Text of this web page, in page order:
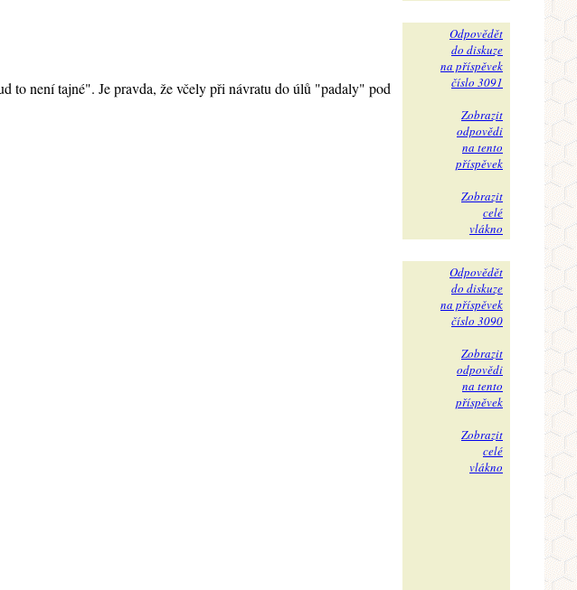
to není tajné". Je pravda, že včely při návratu do úlů "padaly" pod
Odpovědět
do diskuze
na příspěvek
číslo 3091
Zobrazit
odpovědi
na tento
příspěvek
Zobrazit
celé
vlákno
Odpovědět
do diskuze
na příspěvek
číslo 3090
Zobrazit
odpovědi
na tento
příspěvek
Zobrazit
celé
vlákno